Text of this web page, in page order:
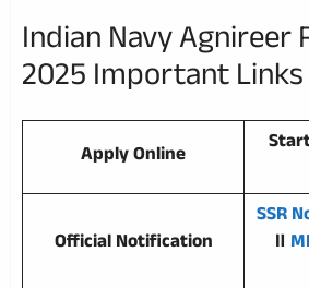
Indian Navy
2025 Important Links
Apply Online
Official Notification
SSR
॥